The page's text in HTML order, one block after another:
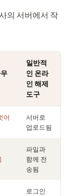
의 서버에서 작
일반적
인 온라
인 해제
도구
어
서버로
업로드됨
파일과
함께 전
송됨
로그인